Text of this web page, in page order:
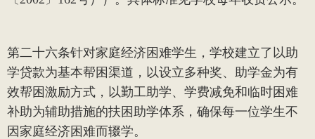
第二十六条针对家庭经济困难学生，学校建立了以助
学贷款为基本帮困渠道，以设立多种奖、助学金为有
效帮困激励方式，以勤工助学、学费减免和临时困难
补助为辅助措施的扶困助学体系，确保每一位学生不
因家庭经济困难而辍学。